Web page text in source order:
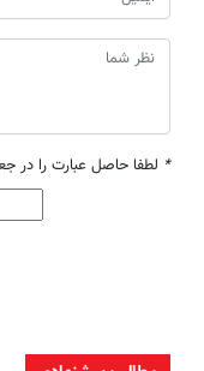
* لطفا حاصل عبارت را در